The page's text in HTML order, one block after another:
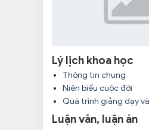
Lý lịch khoa học
Thông tin chung
Niên biểu cuộc đời
Quá trình giảng dạy
Luận văn, luận án